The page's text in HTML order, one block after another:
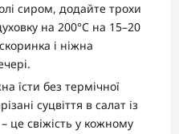
сиром, додайте трохи
на 200°C на 15–20
і ніжна
їсти без термічної
суцвіття в салат із
це свіжість у кожному